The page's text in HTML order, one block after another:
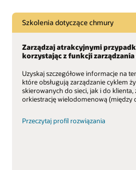
Szkolenia dotyczące chmury
Zarządzaj atrakcyjnymi
korzystając z funkcji
Uzyskaj szczegółowe informacje na
które obsługują zarządzanie cyklem
skierowanych do sieci, jak i do klienta,
orkiestrację wielodomenową (między
Przeczytaj profil rozwiązania